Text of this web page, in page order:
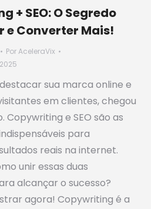
+ SEO: O Segredo
e Converter Mais!
PorAceleraVix
sua marca online e
em clientes, chegou
Copywriting e SEO são as
para
reais na internet.
unir essas duas
alcançar o sucesso?
agora! Copywriting é a